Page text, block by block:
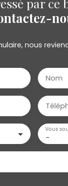
nous
Nom
-
Vous